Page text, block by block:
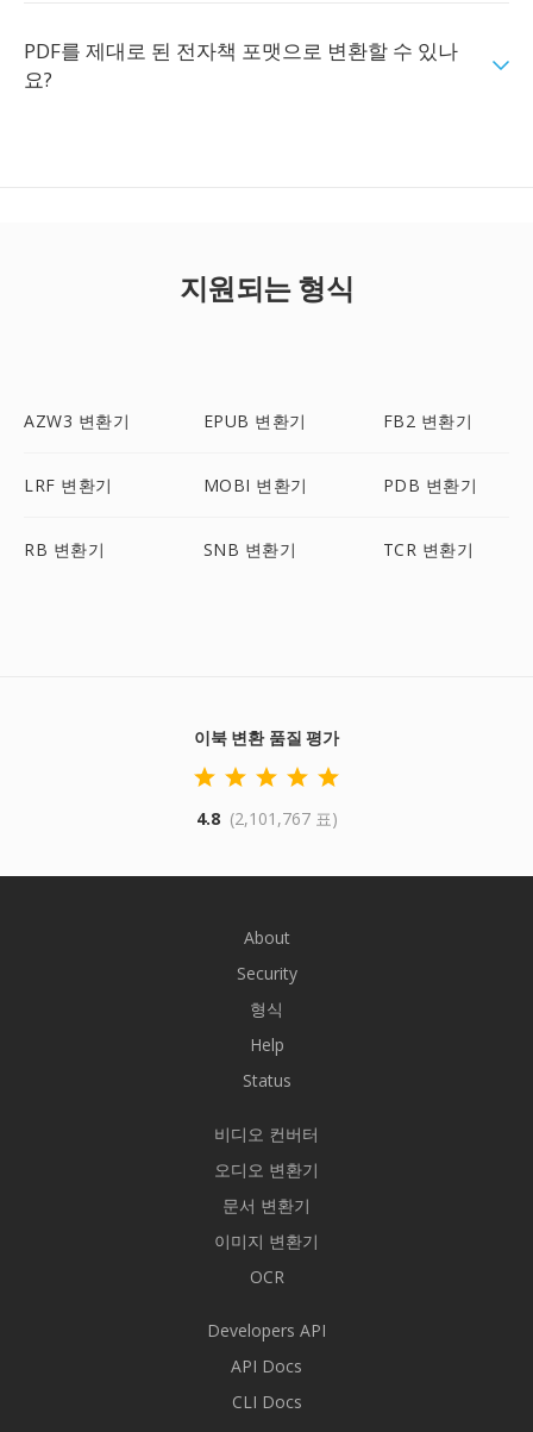
PDF를 제대로 된 전자책 포맷으로 변환할 수 있나
요?
지원되는 형식
AZW3 변환기 EPUB 변환기 FB2 변환기
LRF 변환기 MOBI 변환기 PDB 변환기
RB 변환기 SNB 변환기 TCR 변환기
이북 변환 품질 평가
4.8 (2,101,767 표)
About
Security
형식
Help
Status
비디오 컨버터
오디오 변환기
문서 변환기
이미지 변환기
OCR
Developers API
API Docs
CLI Docs